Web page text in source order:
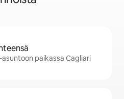
paikassa Cagliari